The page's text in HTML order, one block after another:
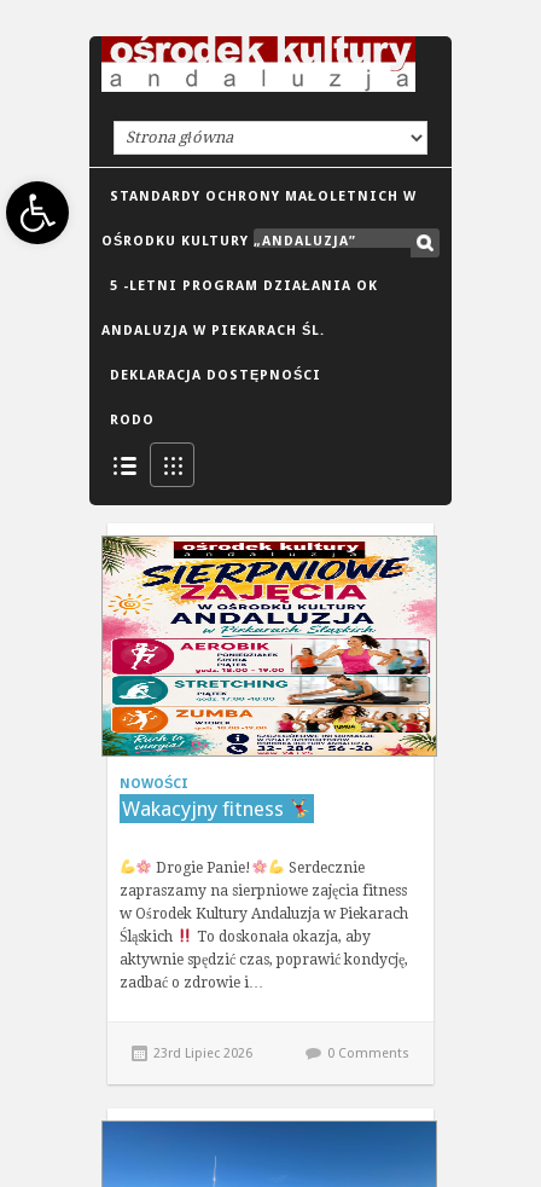
Open toolbarSTANDARDY OCHRONY MAŁOLETNICH W
OŚRODKU KULTURY „ANDALUZJA”
5 -LETNI PROGRAM DZIAŁANIA OK
ANDALUZJA W PIEKARACH ŚL.
DEKLARACJA DOSTĘPNOŚCI
RODO
NOWOŚCI
Wakacyjny fitness
Drogie Panie!
Serdecznie
zapraszamy na sierpniowe zajęcia fitness
w Ośrodek Kultury Andaluzja w Piekarach
Śląskich
To doskonała okazja, aby
aktywnie spędzić czas, poprawić kondycję,
zadbać o zdrowie i…
23rd Lipiec 2026 0 Comments